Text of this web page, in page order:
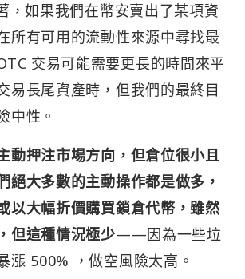
，如果我們在幣安賣出了某項資
所有可用的流動性來源中尋找最
交易可能需要更長的時間來平
易長尾資產時，但我們的最終目
中性。
動押注市場方向，但倉位很小且
絕大多數的主動操作都是做多，
以大幅折價購買鎖倉代幣，雖然
但這種情況極少——因為一些垃
漲 500% ，做空風險太高。